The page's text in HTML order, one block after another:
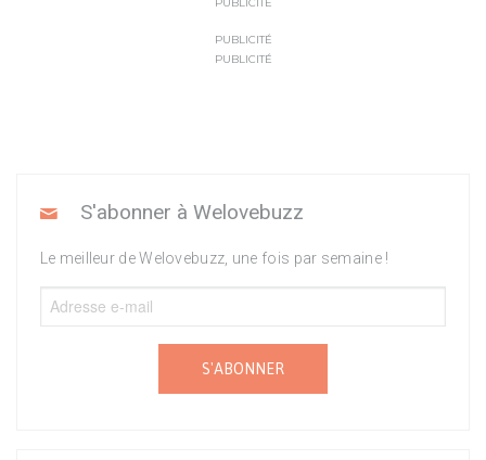
PUBLICITÉ
PUBLICITÉ
S'abonner à Welovebuzz
Le meilleur de Welovebuzz, une fois par semaine !
S'ABONNER